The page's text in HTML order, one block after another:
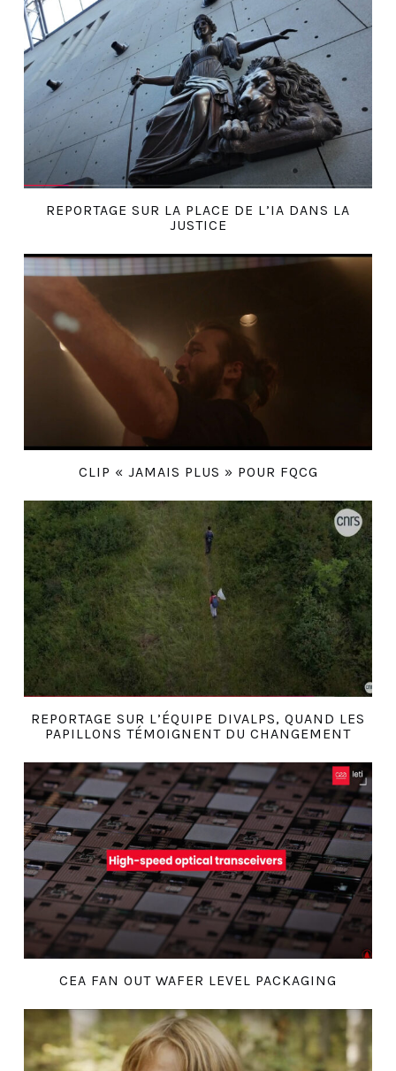
REPORTAGE SUR LA PLACE DE L’IA DANS LA
JUSTICE
CLIP « JAMAIS PLUS » POUR FQCG
REPORTAGE SUR L’ÉQUIPE DIVALPS, QUAND LES
PAPILLONS TÉMOIGNENT DU CHANGEMENT
CEA FAN OUT WAFER LEVEL PACKAGING